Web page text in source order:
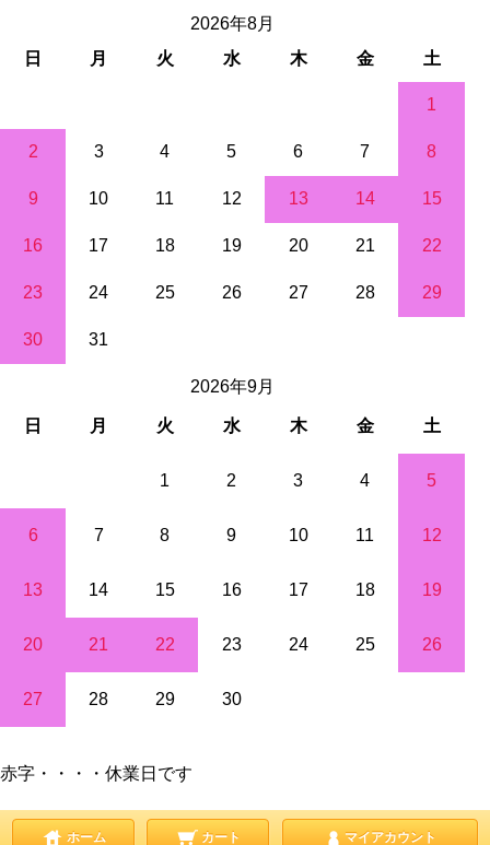
2026年8月
日
月 火 水 木 金 土
1
2 3 4 5 6 7 8
9 10 11 12 13 14 15
16 17 18 19 20 21 22
23 24 25 26 27 28 29
30 31
2026年9月
日 月 火 水 木 金 土
1 2 3 4 5
6 7 8 9 10 11 12
13 14 15 16 17 18 19
20 21 22 23 24 25 26
27 28 29 30
赤字・・・・休業日です
ホーム カート マイアカウント